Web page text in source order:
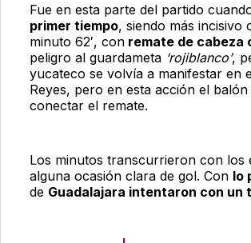
Fue en esta parte del partido
primer tiempo, siendo más
minuto 62′, conremate de cabeza
peligro al guardameta‘rojiblanco’,
yucateco se volvía a manifestar en
Reyes, pero en esta acción el
conectar el remate.
Los minutos transcurrieron con los
alguna ocasión clara de gol. Con lo
de Guadalajara intentaron con un